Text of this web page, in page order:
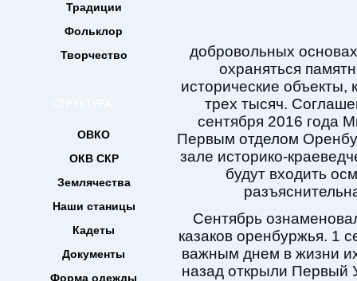
Традиции
Фольклор
Творчество
ОВКО
ОКВ СКР
Землячества
Наши станицы
Кадеты
Документы
Форма одежды
добровольных
охраняться
исторические объекты,
трех тысяч.
сентября 2016 года
Первым отделом
зале историко-
будут входить
Сентябрь
казаков оренбуржья. 1
важным днем в жизни
назад открыли Первый